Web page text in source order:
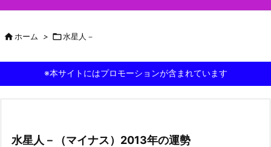
ホーム > 水星人－
※本サイトにはプロモーションが含まれています
水星人－（マイナス）2013年の運勢